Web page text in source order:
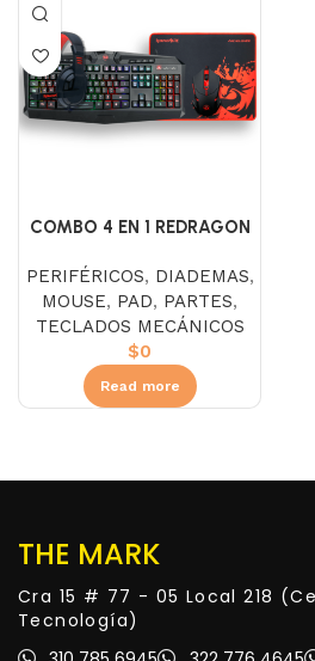
COMBO 4 EN 1 REDRAGON
PERIFÉRICOS, DIADEMAS,
MOUSE, PAD, PARTES,
TECLADOS MECÁNICOS
$0
Read more
THE MARK
Cra 15 # 77 - 05 Local 218
Tecnología)